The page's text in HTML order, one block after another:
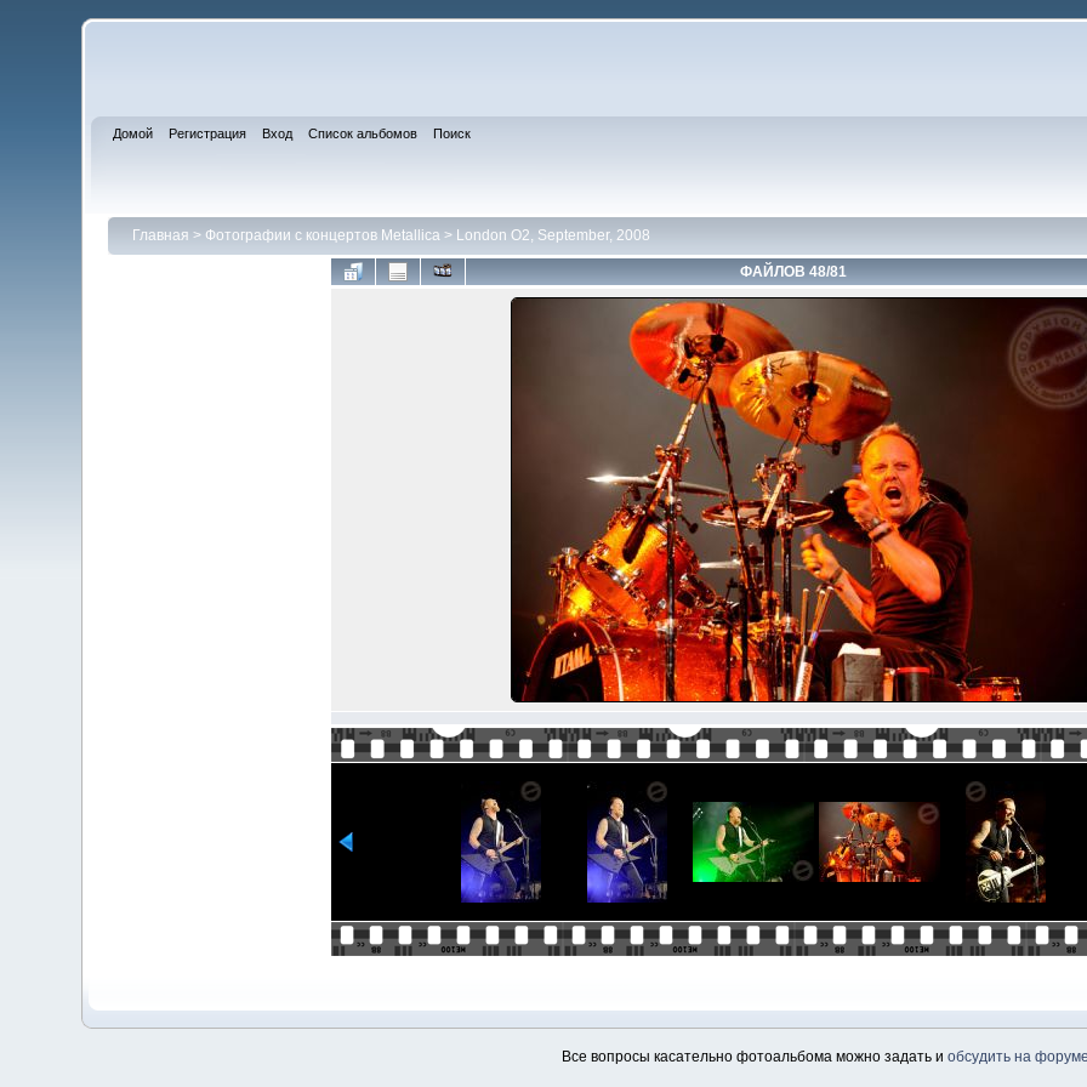
Домой Регистрация Вход Список альбомов Поиск
Главная > Фотографии с концертов Metallica> London O2, September, 2008
ФАЙЛОВ 48/81
Все вопросы касательно фотоальбома можно задать и обсудить на